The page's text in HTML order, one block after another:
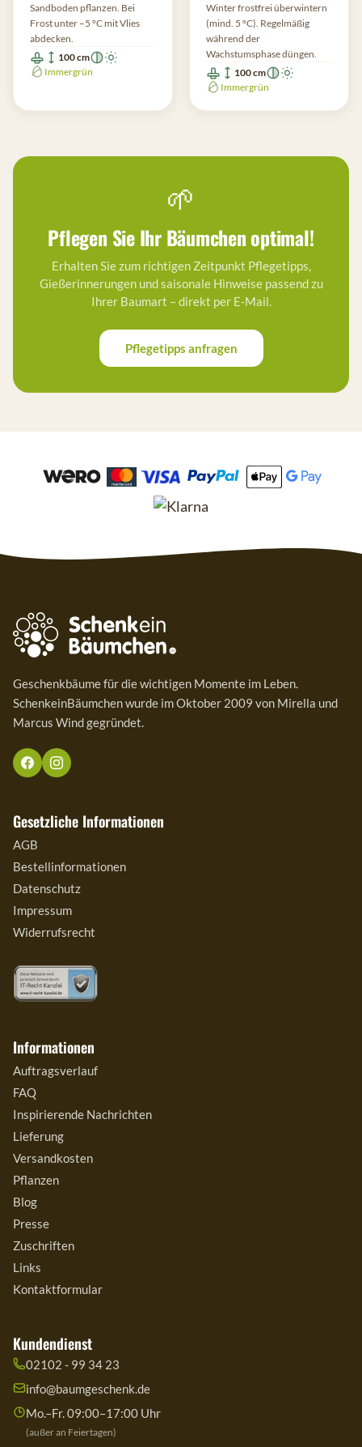
Sandboden pflanzen. Bei
Frost unter −5 °C mit Vlies
abdecken.
100 cm
Immergrün
Winter frostfrei überwintern
(mind. 5 °C). Regelmäßig
während der
Wachstumsphase düngen.
100 cm
Immergrün
🌱
Pflegen Sie Ihr Bäumchen optimal!
Erhalten Sie zum richtigen Zeitpunkt Pflegetipps,
Gießerinnerungen und saisonale Hinweise passend zu
Ihrer Baumart – direkt per E-Mail.
Pflegetipps anfragen
Geschenkbäume für die wichtigen Momente im Leben.
SchenkeinBäumchen wurde im Oktober 2009 von Mirella und
Marcus Wind gegründet.
Gesetzliche Informationen
AGB
Bestellinformationen
Datenschutz
Impressum
Widerrufsrecht
Informationen
Auftragsverlauf
FAQ
Inspirierende Nachrichten
Lieferung
Versandkosten
Pflanzen
Blog
Presse
Zuschriften
Links
Kontaktformular
Kundendienst
02102 - 99 34 23
info@baumgeschenk.de
Mo.–Fr. 09:00–17:00 Uhr
(außer an Feiertagen)